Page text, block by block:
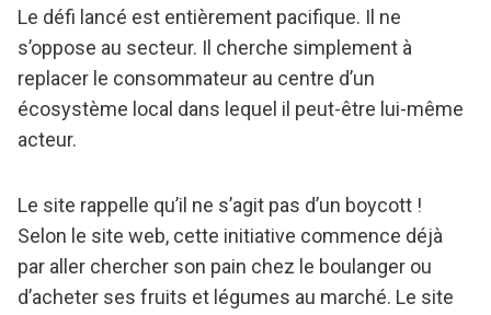
Le défi lancé est entièrement pacifique. Il ne
s’oppose au secteur. Il cherche simplement à
replacer le consommateur au centre d’un
écosystème local dans lequel il peut-être lui-même
acteur.
Le site rappelle qu’il ne s’agit pas d’un boycott !
Selon le site web, cette initiative commence déjà
par aller chercher son pain chez le boulanger ou
d’acheter ses fruits et légumes au marché. Le site